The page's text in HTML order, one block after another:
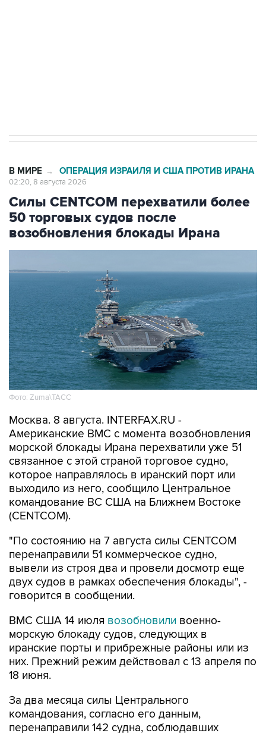
В МИРЕ → ОПЕРАЦИЯ ИЗРАИЛЯ И США ПРОТИВ ИРАНА
02:20, 8 августа 2026
Силы CENTCOM перехватили более
50 торговых судов после
возобновления блокады Ирана
Фото: Zuma\ТАСС
Москва. 8 августа. INTERFAX.RU -
Американские ВМС с момента возобновления
морской блокады Ирана перехватили уже 51
связанное с этой страной торговое судно,
которое направлялось в иранский порт или
выходило из него, сообщило Центральное
командование ВС США на Ближнем Востоке
(CENTCOM).
"По состоянию на 7 августа силы CENTCOM
перенаправили 51 коммерческое судно,
вывели из строя два и провели досмотр еще
двух судов в рамках обеспечения блокады", -
говорится в сообщении.
ВМС США 14 июля возобновили военно-
морскую блокаду судов, следующих в
иранские порты и прибрежные районы или из
них. Прежний режим действовал с 13 апреля по
18 июня.
За два месяца силы Центрального
командования, согласно его данным,
перенаправили 142 судна, соблюдавших